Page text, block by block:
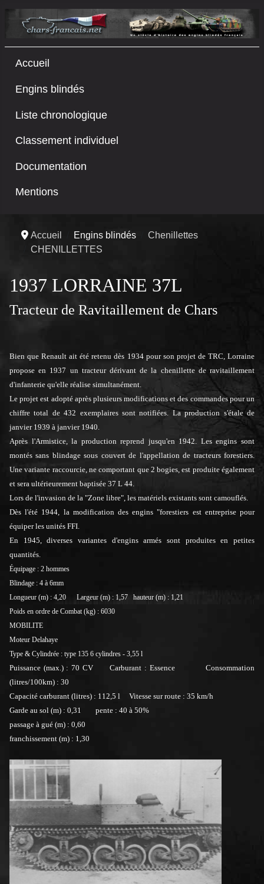
Accueil
Engins blindés
Liste chronologique
Classement individuel
Documentation
Mentions
Accueil Engins blindés
Chenillettes
CHENILLETTES
1937 LORRAINE 37L
Tracteur de Ravitaillement de Chars
Bien que Renault ait été retenu dès 1934 pour son projet de TRC, Lorraine
propose en 1937 un tracteur dérivant de la chenillette de ravitaillement
d'infanterie qu'elle réalise simultanément.
Le projet est adopté après plusieurs modifications et des commandes pour un
chiffre total de 432 exemplaires sont notifiées. La production s'étale de
janvier 1939 à janvier 1940.
Après l'Armistice, la production reprend jusqu'en 1942. Les engins sont
montés sans blindage sous couvert de l'appellation de tracteurs forestiers.
Une variante raccourcie, ne comportant que 2 bogies, est produite également
et sera ultérieurement baptisée 37 L 44.
Lors de l'invasion de la "Zone libre", les matériels existants sont camouflés.
Dès l'été 1944, la modification des engins "forestiers est entreprise pour
équiper les unités FFI.
En 1945, diverses variantes d'engins armés sont produites en petites
quantités.
Équipage : 2 hommes
Blindage : 4 à 6mm
Longueur (m) : 4,20 Largeur (m) : 1,57 hauteur (m) : 1,21
Poids en ordre de Combat (kg) : 6030
MOBILITE
Moteur Delahaye
Type & Cylindrée : type 135 6 cylindres - 3,55 l
Puissance (max.) : 70 CVCarburant : Essence Consommation
(litres/100km) : 30
Capacité carburant (litres) : 112,5 l
Vitesse sur route : 35 km/h
Garde au sol (m) : 0,31
pente : 40 à 50%
passage à gué (m) : 0,60
franchissement (m) : 1,30